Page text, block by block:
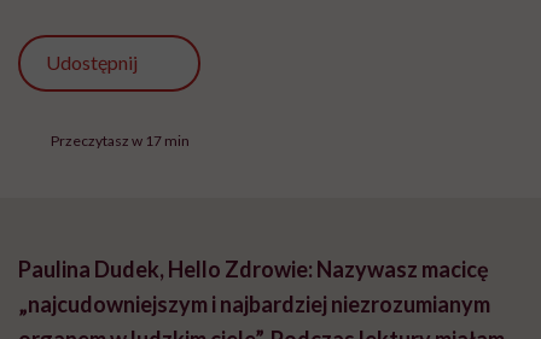
Udostępnij
Przeczytasz w 17 min
Paulina Dudek, Hello Zdrowie: Nazywasz macicę
„najcudowniejszym i najbardziej niezrozumianym